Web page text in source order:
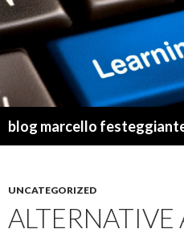
blog marcello
UNCATEGORIZED